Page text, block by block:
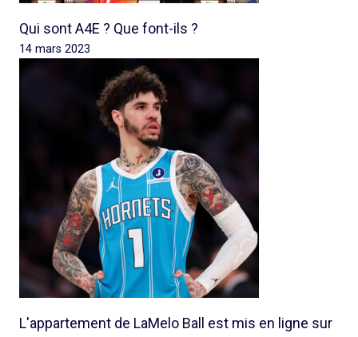
Qui sont A4E ? Que font-ils ?
14 mars 2023
L'appartement de LaMelo Ball est mis en ligne sur